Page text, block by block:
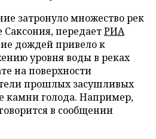
затронуло множество рек
передаетРИА
дождей привело к
уровня воды в реках
на поверхности
прошлых засушливых
камни голода. Например,
в сообщении